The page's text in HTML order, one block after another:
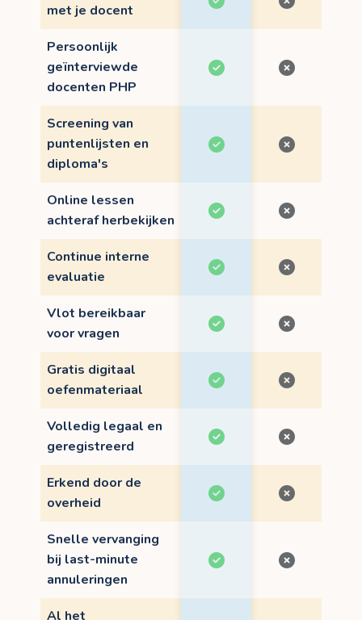
met je docent
Persoonlijk
geïnterviewde
docenten PHP
Screening van
puntenlijsten en
diploma's
Online lessen
achteraf herbekijken
Continue interne
evaluatie
Vlot bereikbaar
voor vragen
Gratis digitaal
oefenmateriaal
Volledig legaal en
geregistreerd
Erkend door de
overheid
Snelle vervanging
bij last-minute
annuleringen
Al het